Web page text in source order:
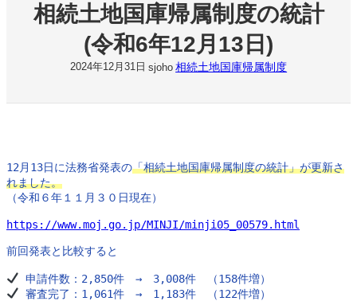
相続土地国庫帰属制度の統計
(令和6年12月13日)
2024年12月31日 sjoho 相続土地国庫帰属制度
12月13日に法務省発表の「相続土地国庫帰属制度の統計」が更新さ
れました。
（令和６年１１月３０日現在）
https://www.moj.go.jp/MINJI/minji05_00579.html
前回発表と比較すると
申請件数：2,850件　→　3,008件　（158件増）
審査完了：1,061件　→　1,183件　（122件増）